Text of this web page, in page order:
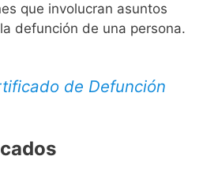
que involucran asuntos
defunción de una persona.
de Defunción